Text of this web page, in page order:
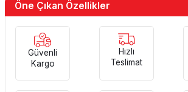
Öne Çıkan Özellikler
Güvenli
Kargo
Hızlı
Teslimat